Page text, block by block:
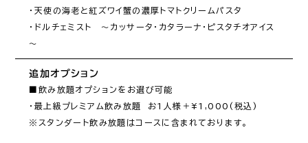
・天使の海老と紅ズワイ蟹の濃厚トマトクリームパスタ
・ドルチェミスト　～カッサータ・カタラーナ・ピスタチオアイス
～
追加オプション
■飲み放題オプションをお選び可能
・最上級プレミアム飲み放題　お1人様＋¥1,000(税込)
※スタンダート飲み放題はコースに含まれております。